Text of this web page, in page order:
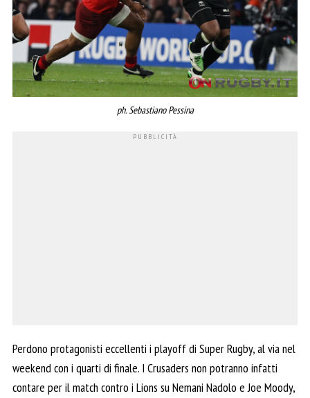
ph. Sebastiano Pessina
Perdono protagonisti eccellenti i playoff di Super Rugby, al via nel
weekend con i quarti di finale. I Crusaders non potranno infatti
contare per il match contro i Lions su Nemani Nadolo e Joe Moody,